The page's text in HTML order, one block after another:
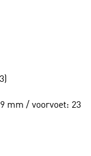
mm / voorvoet: 23